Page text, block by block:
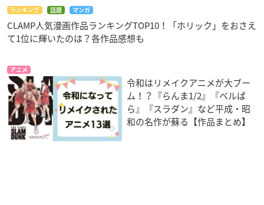
ランキング 話題 マンガ
CLAMP人気漫画作品ランキングTOP10！「ホリック」をおさえ
て1位に輝いたのは？各作品感想も
アニメ
令和はリメイクアニメが大ブー
ム！？『らんま1/2』『ベルば
ら』『スラダン』など平成・昭
和の名作が蘇る【作品まとめ】